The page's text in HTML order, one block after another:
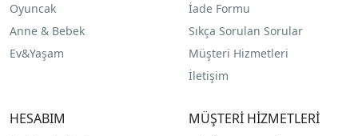
Oyuncak
Anne & Bebek
Ev&Yaşam
İade Formu
Sıkça Sorulan Sorular
Müşteri Hizmetleri
İletişim
HESABIM MÜŞTERİ HİZMETLERİ